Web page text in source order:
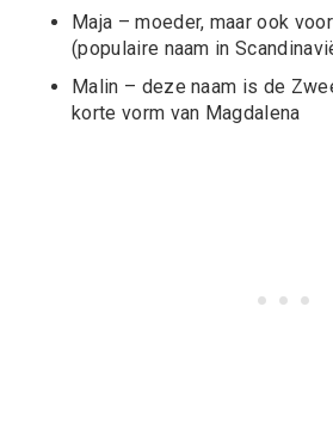
Maja – moeder, maar ook
(populaire naam in
Malin – deze naam is de
korte vorm van Magdalena